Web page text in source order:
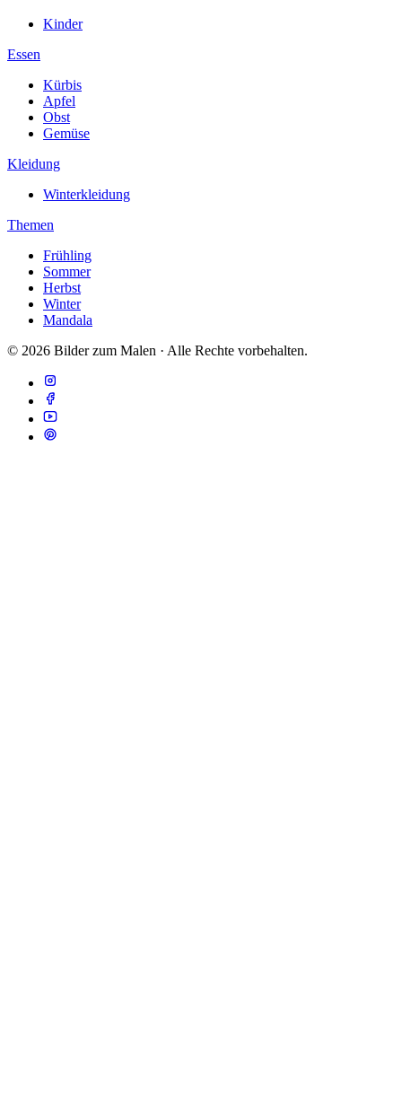
Kinder
Essen
Kürbis
Apfel
Obst
Gemüse
Kleidung
Winterkleidung
Themen
Frühling
Sommer
Herbst
Winter
Mandala
© 2026 Bilder zum Malen · Alle Rechte vorbehalten.